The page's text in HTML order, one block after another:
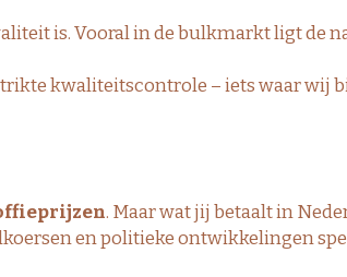
is. Vooral in de bulkmarkt ligt de
kwaliteitscontrole – iets waar wij
. Maar wat jij betaalt in
en politieke ontwikkelingen